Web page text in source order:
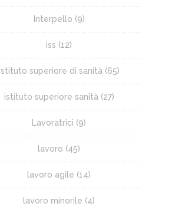
Interpello (9)
iss (12)
Istituto superiore di sanità (65)
istituto superiore sanità (27)
Lavoratrici (9)
lavoro (45)
lavoro agile (14)
lavoro minorile (4)